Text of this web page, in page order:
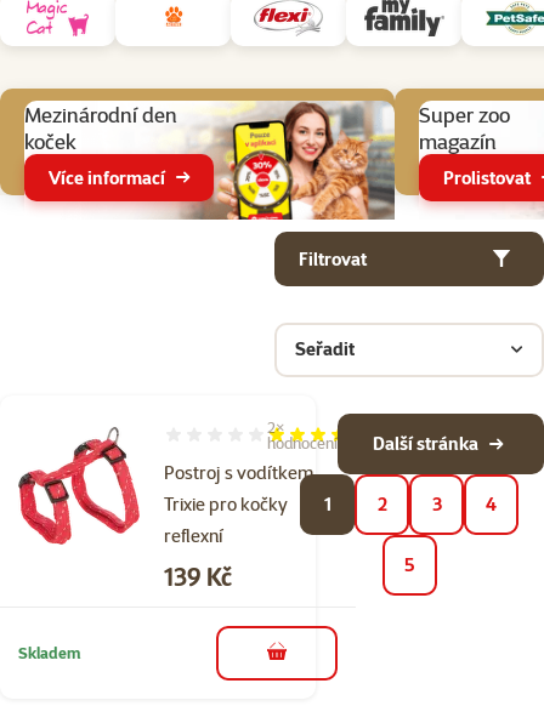
Mezinárodní den
koček
Více informací
Super zoo
magazín
Prolistovat
Filtrovat
Seřadit
Produkty v kategorii Potřeby pro venčení koček
Postroj s vodítkem
Trixie pro kočky
reflexní
Hodnocení 100%, počet hodnocení: 2
2×
hodnocení
Cena
139 Kč
Skladem do košíku
1 2 3 4
5
Další stránka